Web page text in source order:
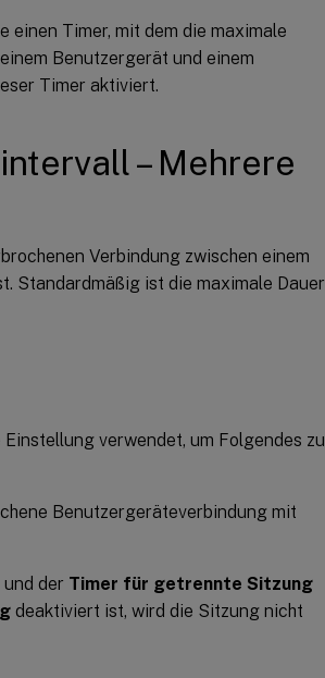
Timer, mit dem die maximale
Benutzergerät und einem
Timer aktiviert.
– Mehrere
Verbindung zwischen einem
Standardmäßig ist die maximale Dauer
verwendet, um Folgendes zu
Benutzergeräteverbindung mit
der Timer für getrennte Sitzung
deaktiviert ist, wird die Sitzung nicht